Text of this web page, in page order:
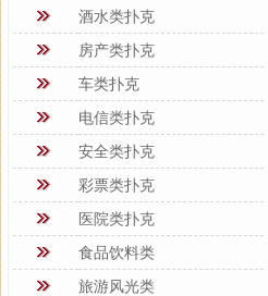
酒水类扑克
房产类扑克
车类扑克
电信类扑克
安全类扑克
彩票类扑克
医院类扑克
食品饮料类
旅游风光类